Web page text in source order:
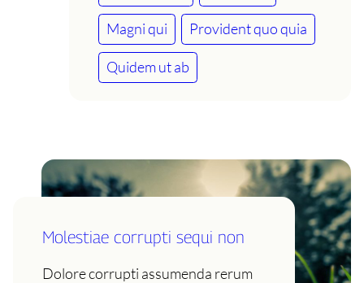
Magni qui Provident quo quia
Quidem ut ab
Molestiae corrupti sequi non
Dolore corrupti assumenda rerum